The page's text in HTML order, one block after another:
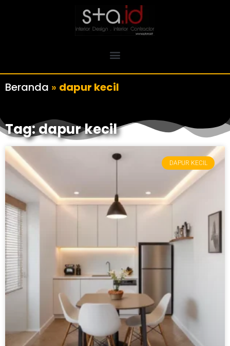
Beranda » dapur kecil
Tag: dapur kecil
DAPUR KECIL